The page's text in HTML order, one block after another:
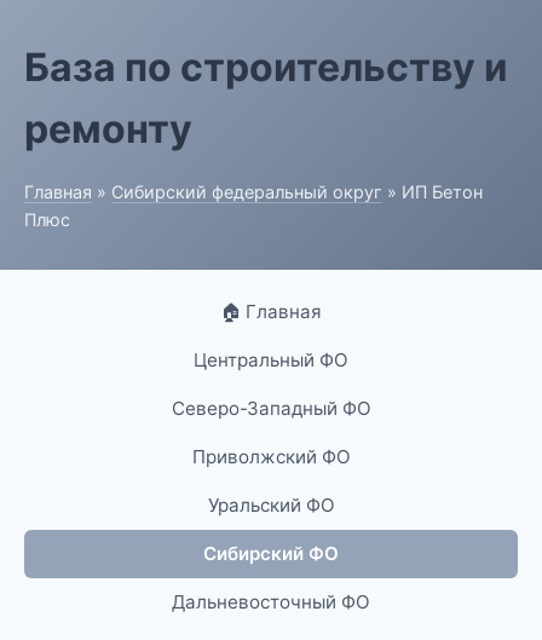
База по строительству и
ремонту
Главная » Сибирский федеральный округ » ИП Бетон
Плюс
🏠 Главная
Центральный ФО
Северо-Западный ФО
Приволжский ФО
Уральский ФО
Сибирский ФО
Дальневосточный ФО